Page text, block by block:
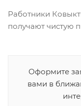
Работники
получают чистую
Оформите
вами в